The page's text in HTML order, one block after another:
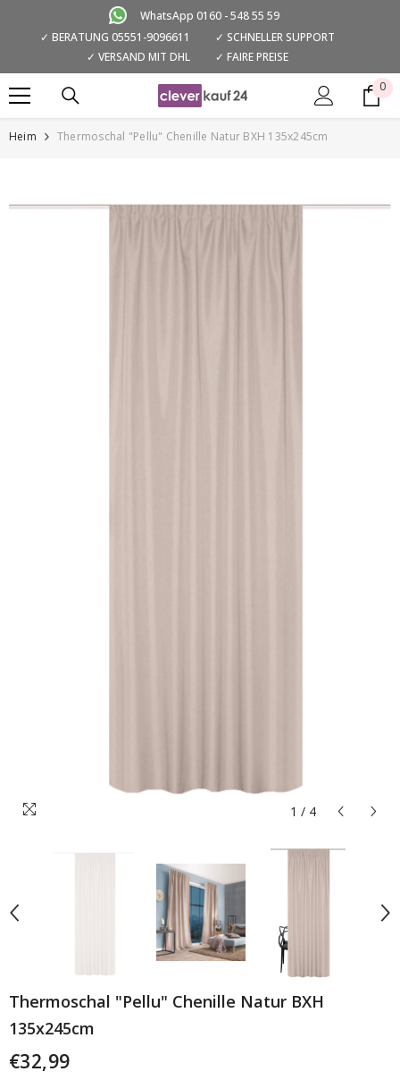
WhatsApp 0160 - 548 55 59
✓ BERATUNG 05551-9096611
✓ SCHNELLER SUPPORT
✓ VERSAND MIT DHL
✓ FAIRE PREISE
00
Heim
Thermoschal "Pellu" Chenille Natur BXH 135x245cm
1 / 4
Thermoschal "Pellu" Chenille Natur BXH
135x245cm
€32,99